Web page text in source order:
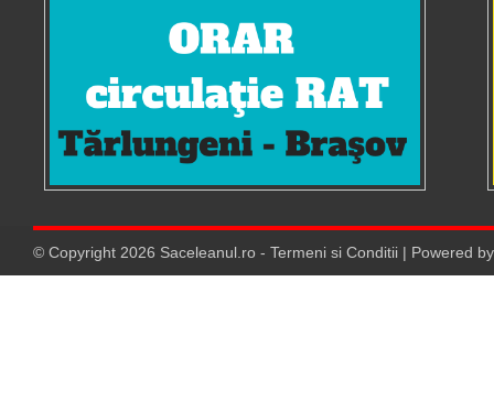
© Copyright 2026 Saceleanul.ro - Termeni si Conditii | Powered